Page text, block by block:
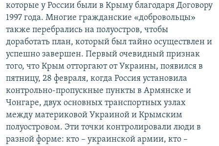
которые у России были в Крыму благодаря Договору
1997 года. Многие гражданские «добровольцы»
также перебрались на полуостров, чтобы
доработать план, который был тайно осуществлен и
успешно завершен. Первый очевидный признак
того, что Крым отторгают от Украины, появился в
пятницу, 28 февраля, когда Россия установила
контрольно-пропускные пункты в Армянске и
Чонгаре, двух основных транспортных узлах
между материковой Украиной и Крымским
полуостровом. Эти точки контролировали люди в
разной форме: кто – украинской армии, кто –